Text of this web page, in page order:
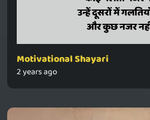
उन्हें दूसरों में
और कुछ नजर
unhen dusaron mein
aur kuchh najar
Motivational Shayari
2 years ago